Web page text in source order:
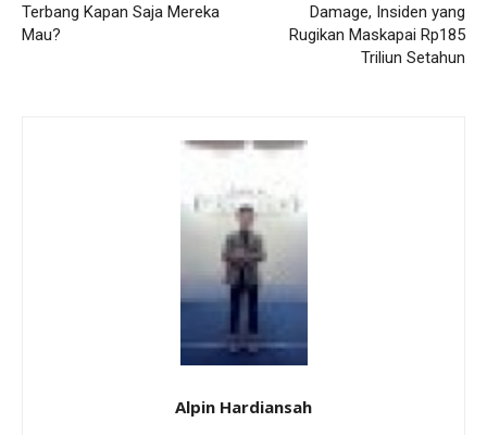
Terbang Kapan Saja Mereka
Mau?
Damage, Insiden yang
Rugikan Maskapai Rp185
Triliun Setahun
Alpin Hardiansah